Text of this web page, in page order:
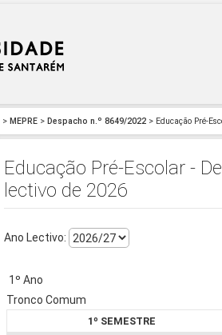
> MEPRE > Despacho n.º 8649/2022 > Educação Pré-
Educação Pré-Escolar -
lectivo de 2026
Ano Lectivo:
1º Ano
Tronco Comum
1º SEMESTRE